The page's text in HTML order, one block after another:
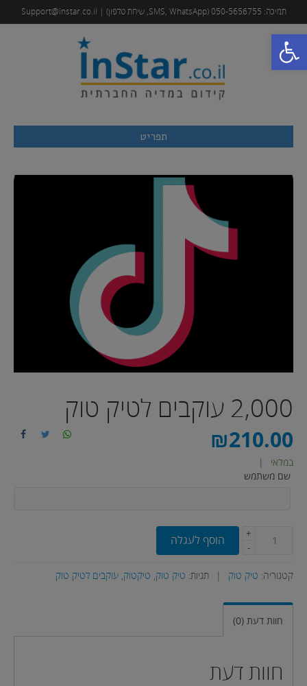
פתח סרגל נגישות
תמיכה: 050-5656755 (SMS, WhatsApp, שיחת טלפון) | Support@instar.co.il
תפריט
2,000 עוקבים לטיק טוק
₪210.00
במלאי
שם משתמש
+
-
הוסף לעגלה
קטגוריה: טיק טוק תגיות: טיק טוק, טיקטוק, עוקבים לטיק טוק
חוות דעת (0)
חוות דעת